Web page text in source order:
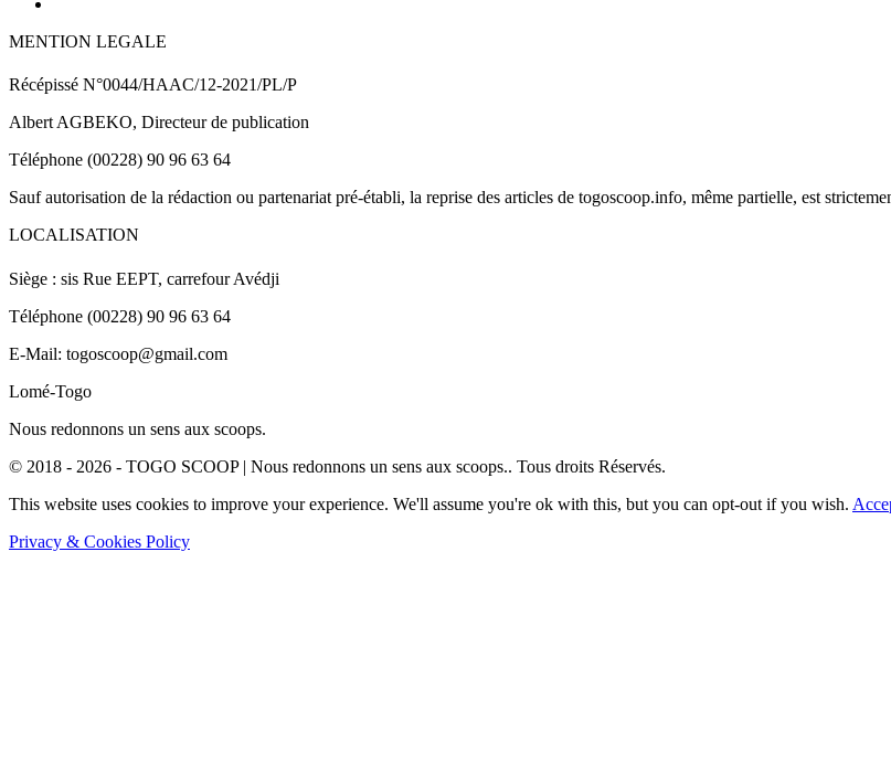
MENTION LEGALE
Récépissé N°0044/HAAC/12-2021/PL/P
Albert AGBEKO, Directeur de publication
Téléphone (00228) 90 96 63 64
Sauf autorisation de la rédaction ou partenariat pré-établi, la reprise des articles de togoscoop.info, même partielle, est
LOCALISATION
Siège : sis Rue EEPT, carrefour Avédji
Téléphone (00228) 90 96 63 64
E-Mail: togoscoop@gmail.com
Lomé-Togo
Nous redonnons un sens aux scoops.
© 2018 - 2026 - TOGO SCOOP | Nous redonnons un sens aux scoops.. Tous droits Réservés.
This website uses cookies to improve your experience. We'll assume you're ok with this, but you can opt-out if you wish.
Privacy & Cookies Policy